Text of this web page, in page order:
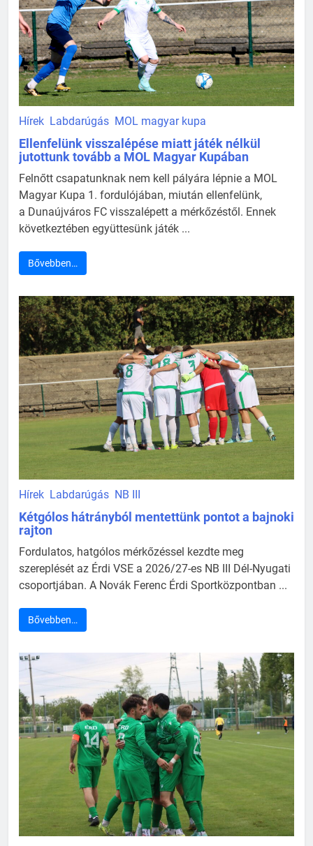
Hírek Labdarúgás MOL magyar kupa
Ellenfelünk visszalépése miatt játék nélkül
jutottunk tovább a MOL Magyar Kupában
Felnőtt csapatunknak nem kell pályára lépnie a MOL
Magyar Kupa 1. fordulójában, miután ellenfelünk,
a Dunaújváros FC visszalépett a mérkőzéstől. Ennek
következtében együttesünk játék ...
Bővebben…
Hírek Labdarúgás NB III
Kétgólos hátrányból mentettünk pontot a bajnoki
rajton
Fordulatos, hatgólos mérkőzéssel kezdte meg
szereplését az Érdi VSE a 2026/27-es NB III Dél-Nyugati
csoportjában. A Novák Ferenc Érdi Sportközpontban ...
Bővebben…